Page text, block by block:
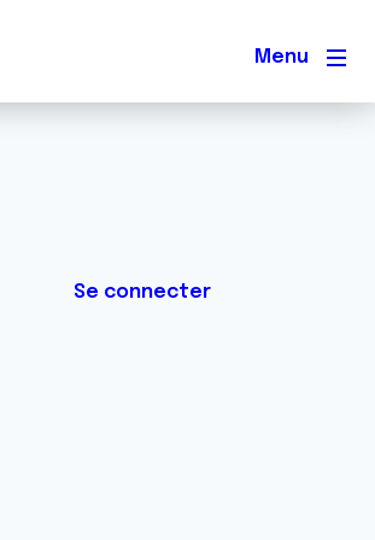
Menu
Se connecter